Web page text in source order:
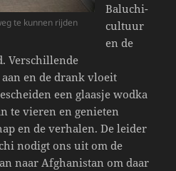
te kunnen rijden
Baluchi-
cultuur
en de
Verschillende
en de drank vloeit
een glaasje wodka
te vieren en genieten
en de verhalen. De leider
nodigt ons uit om de
naar Afghanistan om daar